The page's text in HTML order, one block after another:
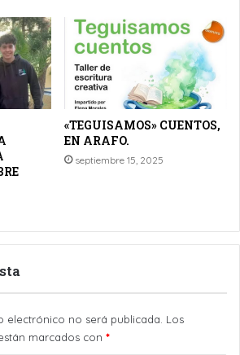
«TEGUISAMOS» CUENTOS,
EN ARAFO.
septiembre 15, 2025
electrónico no será publicada. Los
marcados con *